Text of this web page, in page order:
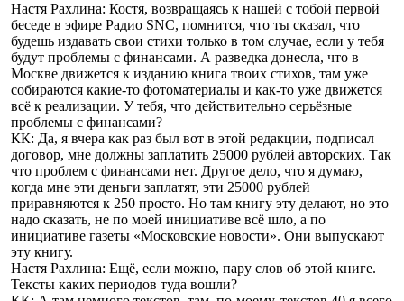
Настя Рахлина: Костя, возвращаясь к нашей с тобой первой
беседе в эфире Радио SNC, помнится, что ты сказал, что
будешь издавать свои стихи только в том случае, если у тебя
будут проблемы с финансами. А разведка донесла, что в
Москве движется к изданию книга твоих стихов, там уже
собираются какие-то фотоматериалы и как-то уже движется
всё к реализации. У тебя, что действительно серьёзные
проблемы с финансами?
КК: Да, я вчера как раз был вот в этой редакции, подписал
договор, мне должны заплатить 25000 рублей авторских. Так
что проблем с финансами нет. Другое дело, что я думаю,
когда мне эти деньги заплатят, эти 25000 рублей
приравняются к 250 просто. Но там книгу эту делают, но это
надо сказать, не по моей инициативе всё шло, а по
инициативе газеты «Московские новости». Они выпускают
эту книгу.
Настя Рахлина: Ещё, если можно, пару слов об этой книге.
Тексты каких периодов туда вошли?